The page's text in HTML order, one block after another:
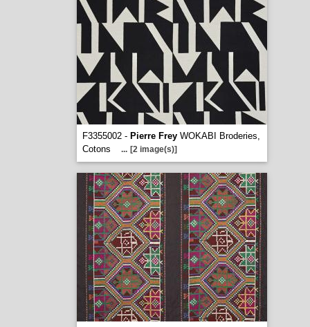
F3355002 - Pierre FreyWOKABI Broderies,
Cotons
... [2 image(s)]